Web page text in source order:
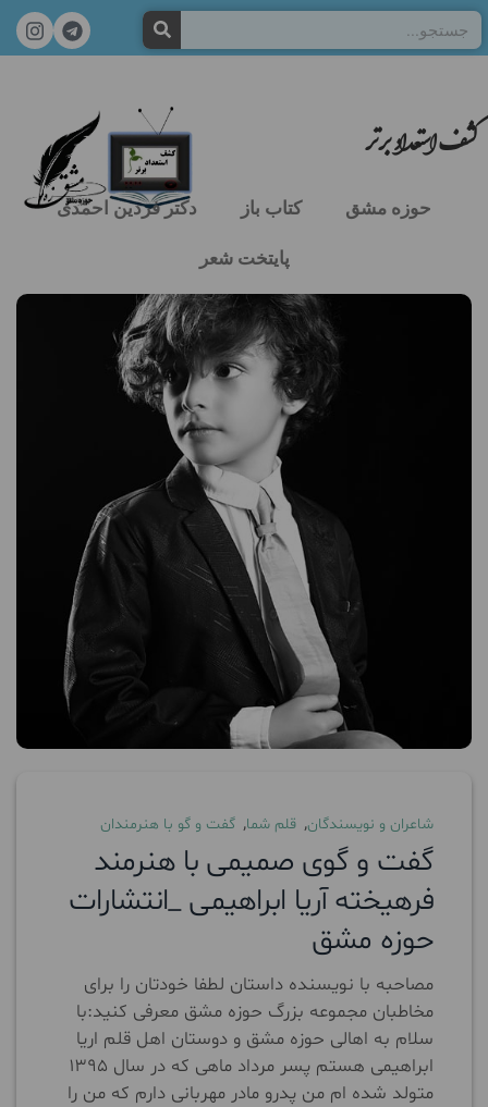
کشف استعداد برتر
حوزه مشق کتاب باز دکتر فردین احمدی
پایتخت شعر
شاعران و نویسندگان, قلم شما, گفت و گو با هنرمندان
گفت و گوی صمیمی با هنرمند
فرهیخته آریا ابراهیمی _انتشارات
حوزه مشق
مصاحبه با نویسنده داستان لطفا خودتان را برای
مخاطبان مجموعه بزرگ حوزه مشق معرفی کنید:با
سلام به اهالی حوزه مشق و دوستان اهل قلم اریا
ابراهیمی هستم پسر مرداد ماهی که در سال ۱۳۹۵
متولد شده ام من پدرو مادر مهربانی دارم که من را